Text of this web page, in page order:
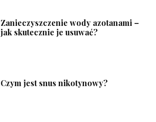
Zanieczyszczenie wody azotanami –
jak skutecznie je usuwać?
Czym jest snus nikotynowy?